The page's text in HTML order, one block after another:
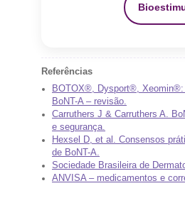
Referências
BOTOX®, Dysport®, Xeomin®:
BoNT-A – revisão.
Carruthers J & Carruthers A.
e segurança.
Hexsel D, et al. Consensos
de BoNT-A.
Sociedade Brasileira de
ANVISA – medicamentos e